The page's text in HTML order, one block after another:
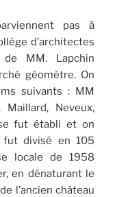
pas à
d’architectes
MM. Lapchin
géomètre. On
suivants : MM
Neveux,
fut établi et on
fut divisé en 105
locale de 1958
en dénaturant le
l’ancien château